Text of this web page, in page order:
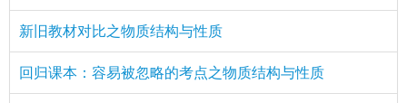
新旧教材对比之物质结构与性质
回归课本：容易被忽略的考点之物质结构与性质